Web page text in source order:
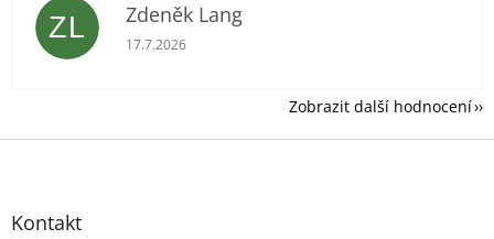
ZL Zdeněk Lang
Hodnocení obchodu je 5 z 5 hvězdiček.
17.7.2026
Zobrazit další hodnocení
Z
Kontakt